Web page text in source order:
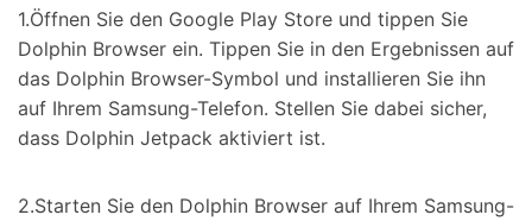
1.Öffnen Sie den Google Play Store und tippen Sie
Dolphin Browser ein. Tippen Sie in den Ergebnissen auf
das Dolphin Browser-Symbol und installieren Sie ihn
auf Ihrem Samsung-Telefon. Stellen Sie dabei sicher,
dass Dolphin Jetpack aktiviert ist.
2.Starten Sie den Dolphin Browser auf Ihrem Samsung-